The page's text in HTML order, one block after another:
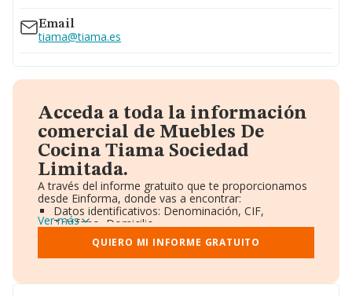
Email
tiama@tiama.es
Acceda a toda la información
comercial de Muebles De
Cocina Tiama Sociedad
Limitada.
A través del informe gratuito que te proporcionamos
desde Einforma, donde vas a encontrar:
Datos identificativos: Denominación, CIF,
Teléfono, Domicilio.
Informe Mercantil Completo (BORME).
Gráficos de Evolución Ventas y Empleados.
Consejo de Administración y Administradores.
Accionistas.
Ver más
QUIERO MI INFORME GRATUITO